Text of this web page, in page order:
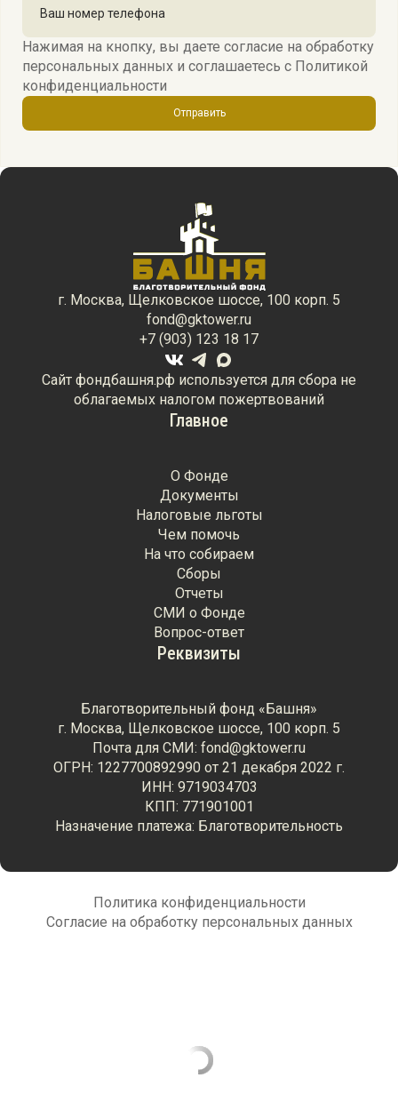
Нажимая на кнопку, вы даете согласие на обработку
персональных данных и соглашаетесь c Политикой
конфиденциальности
Отправить
Главное
О Фонде
Документы
Налоговые льготы
Чем помочь
На что собираем
Сборы
Отчеты
СМИ о Фонде
Вопрос-ответ
г. Москва, Щелковское шоссе, 100 корп. 5
fond@gktower.ru
+7 (903) 123 18 17
Сайт фондбашня.рф используется для сбора не
облагаемых налогом пожертвований
Реквизиты
Благотворительный фонд «Башня»
г. Москва, Щелковское шоссе, 100 корп. 5
Почта для СМИ: fond@gktower.ru
ОГРН: 1227700892990 от 21 декабря 2022 г.
ИНН: 9719034703
КПП: 771901001
Назначение платежа: Благотворительность
Политика конфиденциальности
Согласие на обработку персональных данных